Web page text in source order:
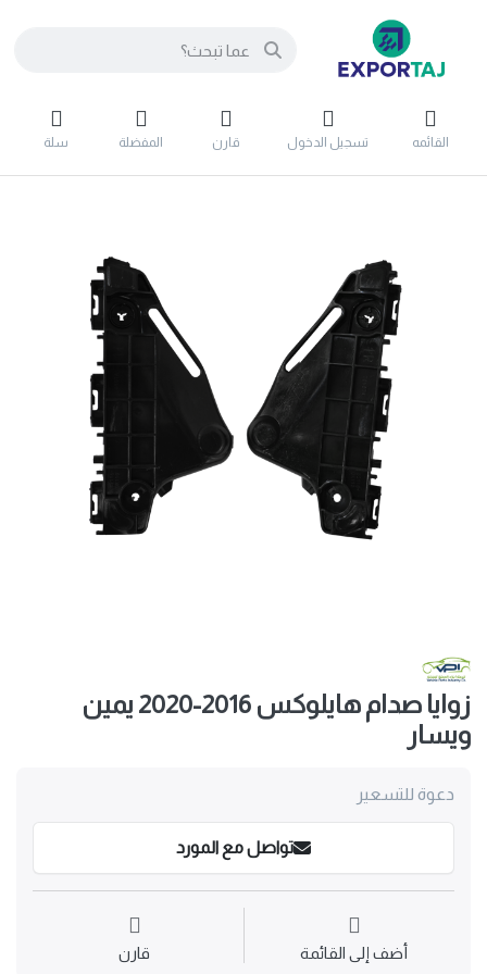
القائمه تسجيل الدخول قارن المفضلة سلة
زوايا صدام هايلوكس 2016-2020 يمين
ويسار
دعوة للتسعير
تواصل مع المورد
أضف إلى القائمة قارن